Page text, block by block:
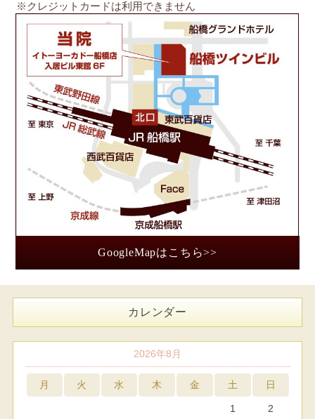
※クレジットカードは利用できません
GoogleMapはこちら>>
カレンダー
2026年8月
月 火 水 木 金 土 日
1 2